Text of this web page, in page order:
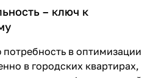
– ключ к
в оптимизации
в городских квартирах,